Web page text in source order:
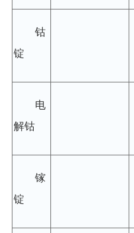
钴
锭
电
解钴
镓
锭